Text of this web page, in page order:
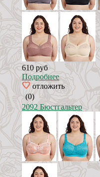
610 руб
Подробнее
отложить
(0)
2092 Бюстгальтер